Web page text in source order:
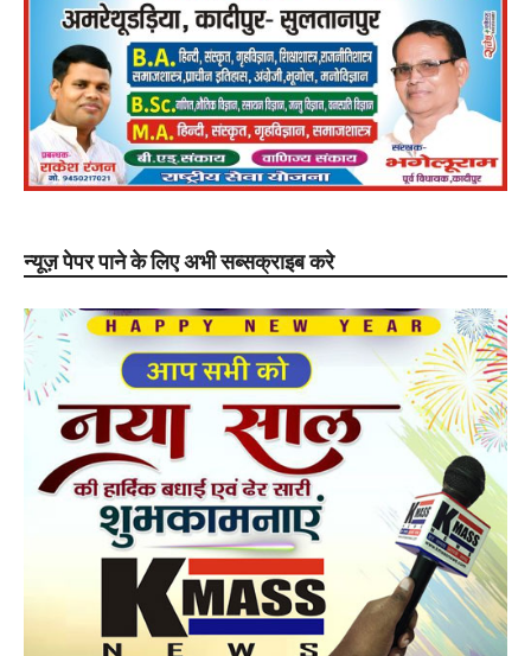
न्यूज़ पेपर पाने के लिए अभी सब्सक्राइब करे